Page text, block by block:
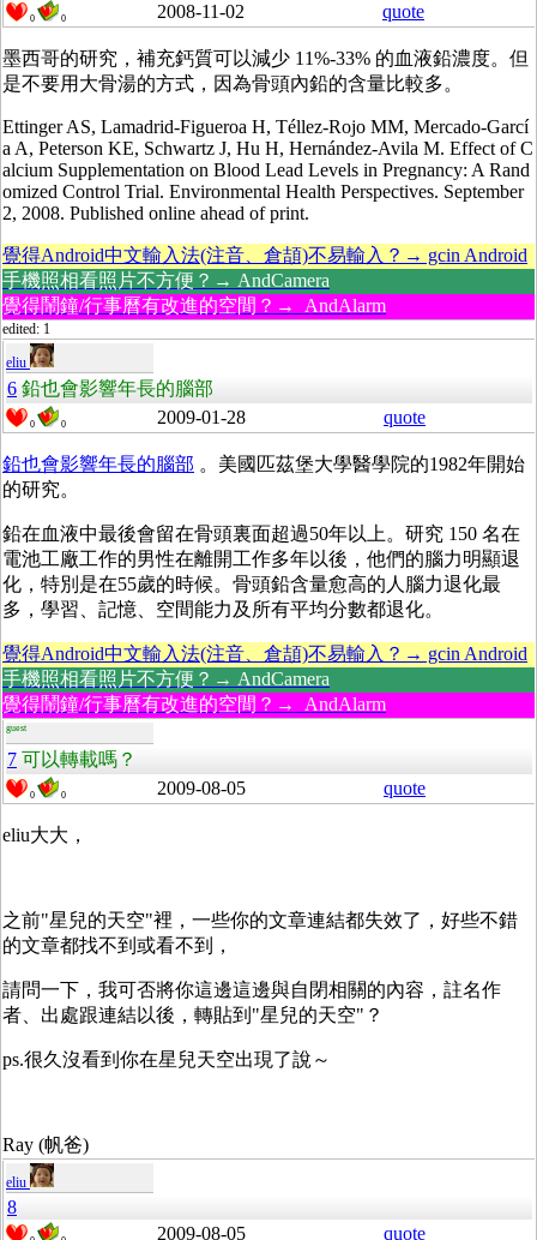
0 0 2008-11-02 quote
墨西哥的研究，補充鈣質可以減少 11%-33% 的血液鉛濃度。但
是不要用大骨湯的方式，因為骨頭內鉛的含量比較多。
Ettinger AS, Lamadrid-Figueroa H, Téllez-Rojo MM, Mercado-Garcí
a A, Peterson KE, Schwartz J, Hu H, Hernández-Avila M. Effect of C
alcium Supplementation on Blood Lead Levels in Pregnancy: A Rand
omized Control Trial. Environmental Health Perspectives. September
2, 2008. Published online ahead of print.
覺得Android中文輸入法(注音、倉頡)不易輸入？→ gcin Android
手機照相看照片不方便？→ AndCamera
覺得鬧鐘/行事曆有改進的空間？→ AndAlarm
edited: 1
eliu
6 鉛也會影響年長的腦部
0 0 2009-01-28 quote
鉛也會影響年長的腦部 。美國匹茲堡大學醫學院的1982年開始
的研究。
鉛在血液中最後會留在骨頭裏面超過50年以上。研究 150 名在
電池工廠工作的男性在離開工作多年以後，他們的腦力明顯退
化，特別是在55歲的時候。骨頭鉛含量愈高的人腦力退化最
多，學習、記憶、空間能力及所有平均分數都退化。
覺得Android中文輸入法(注音、倉頡)不易輸入？→ gcin Android
手機照相看照片不方便？→ AndCamera
覺得鬧鐘/行事曆有改進的空間？→ AndAlarm
guest
7 可以轉載嗎？
0 0 2009-08-05 quote
eliu大大，
之前"星兒的天空"裡，一些你的文章連結都失效了，好些不錯
的文章都找不到或看不到，
請問一下，我可否將你這邊這邊與自閉相關的內容，註名作
者、出處跟連結以後，轉貼到"星兒的天空"？
ps.很久沒看到你在星兒天空出現了說～
Ray (帆爸)
eliu
8
2009-08-05 quote